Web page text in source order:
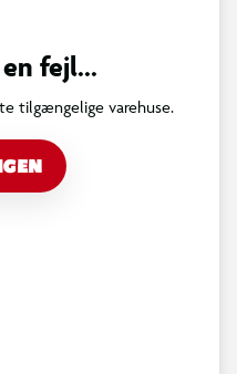
fejl...
tilgængelige varehuse.